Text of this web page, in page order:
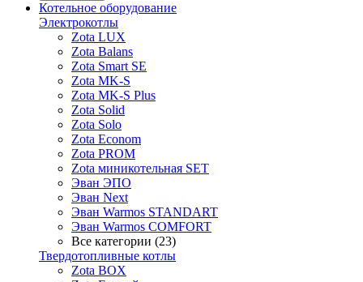
Котельное оборудование
Электрокотлы
Zota LUX
Zota Balans
Zota Smart SE
Zota MK-S
Zota MK-S Plus
Zota Solid
Zota Solo
Zota Econom
Zota PROM
Zota миникотельная SET
Эван ЭПО
Эван Next
Эван Warmos STANDART
Эван Warmos COMFORT
Все категории (23)
Твердотопливные котлы
Zota BOX